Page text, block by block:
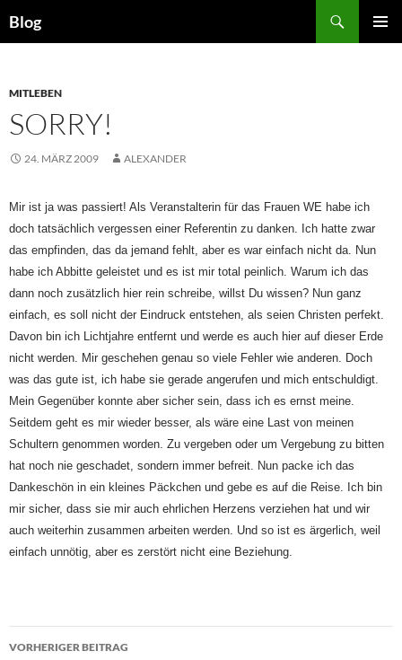
Inhalt
Blog
MITLEBEN
SORRY!
24. MÄRZ 2009 ALEXANDER
Mir ist ja was passiert! Als Veranstalterin für das Frauen WE habe ich
doch tatsächlich vergessen einer Referentin zu danken. Ich hatte zwar
das empfinden, das da jemand fehlt, aber es war einfach nicht da. Nun
habe ich Abbitte geleistet und es ist mir total peinlich. Warum ich das
dann noch zusätzlich hier rein schreibe, willst Du wissen? Nun ganz
einfach, es soll nicht der Eindruck entstehen, als seien Christen perfekt.
Davon bin ich Lichtjahre entfernt und werde es auch hier auf dieser Erde
nicht werden. Mir geschehen genau so viele Fehler wie anderen. Doch
was das gute ist, ich habe sie gerade angerufen und mich entschuldigt.
Mein Gegenüber konnte aber sicher sein, dass ich es ernst meine.
Seitdem geht es mir wieder besser, als wäre eine Last von meinen
Schultern genommen worden. Zu vergeben oder um Vergebung zu bitten
hat noch nie geschadet, sondern immer befreit. Nun packe ich das
Dankeschön in ein kleines Päckchen und gebe es auf die Reise. Ich bin
mir sicher, dass sie mir auch ehrlichen Herzens verziehen hat und wir
auch weiterhin zusammen arbeiten werden. Und so ist es ärgerlich, weil
einfach unnötig, aber es zerstört nicht eine Beziehung.
Beitragsnavigation
VORHERIGER BEITRAG